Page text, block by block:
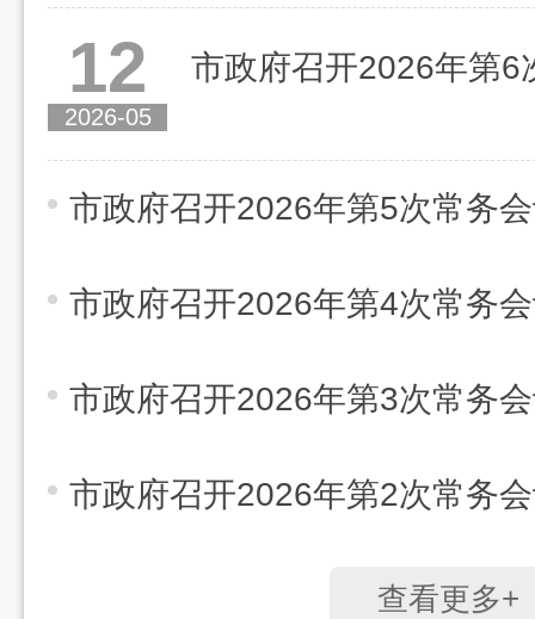
12
2026-05
市政府召开2026年第
市政府召开2026年第5次常务
市政府召开2026年第4次常务
市政府召开2026年第3次常务
市政府召开2026年第2次常务
查看更多+